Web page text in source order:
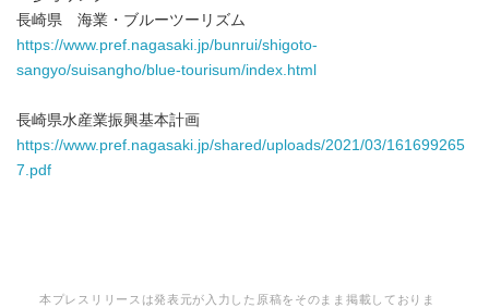
長崎県 海業・ブルーツーリズム
https://www.pref.nagasaki.jp/bunrui/shigoto-
sangyo/suisangho/blue-tourisum/index.html
長崎県水産業振興基本計画
https://www.pref.nagasaki.jp/shared/uploads/2021/03/161699265
7.pdf
本プレスリリースは発表元が入力した原稿をそのまま掲載しておりま